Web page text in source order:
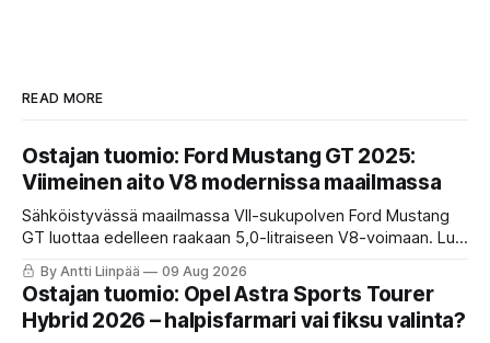
READ MORE
Ostajan tuomio: Ford Mustang GT 2025:
Viimeinen aito V8 modernissa maailmassa
Sähköistyvässä maailmassa VII-sukupolven Ford Mustang
GT luottaa edelleen raakaan 5,0-litraiseen V8-voimaan. Lue
KaaraTV:n analyysi ja katso Ostajan tuomio -video: miten
111 878 euron poniauto suoriutuu Syys-Suomen pito
haasteista ja tarjoaako se rahoille vastinetta!
By Antti Liinpää 09 Aug 2026
Ostajan tuomio: Opel Astra Sports Tourer
Hybrid 2026 – halpisfarmari vai fiksu valinta?